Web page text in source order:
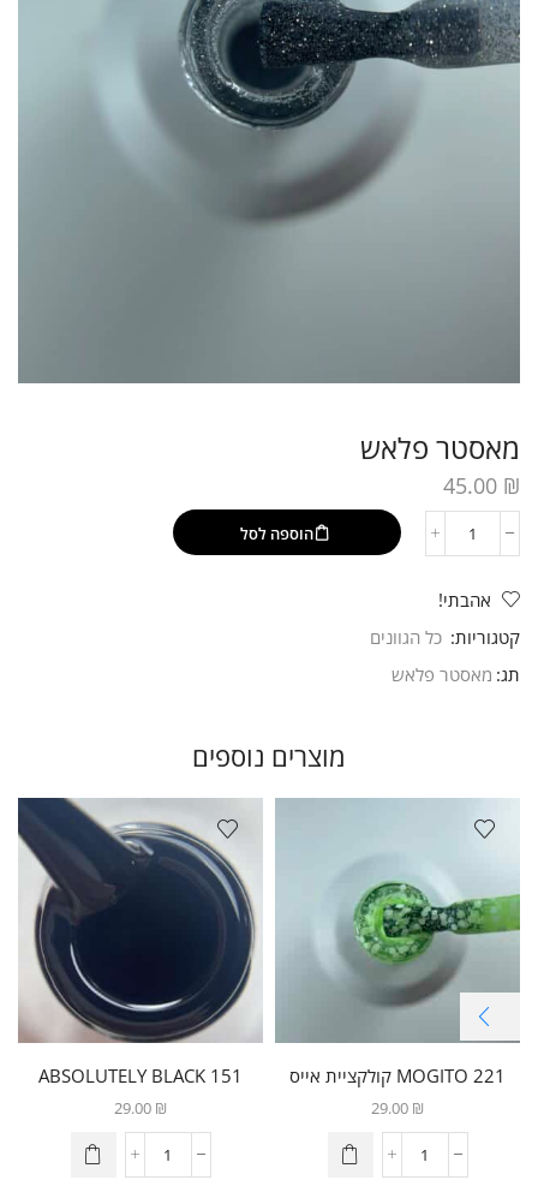
מאסטר פלאש
45.00 ₪
הוספה לסל
אהבתי!
קטגוריות: כל הגוונים
תג: מאסטר פלאש
מוצרים נוספים
221 MOGITO קולקציית אייס
קוקטייל
29.00 ₪
151 ABSOLUTELY BLACK
29.00 ₪